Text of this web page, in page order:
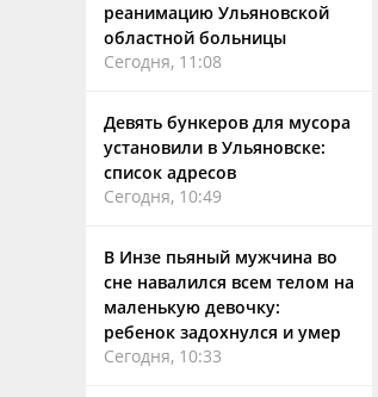
реанимацию Ульяновской
областной больницы
Сегодня, 11:08
Девять бункеров для мусора
установили в Ульяновске:
список адресов
Сегодня, 10:49
В Инзе пьяный мужчина во
сне навалился всем телом на
маленькую девочку:
ребенок задохнулся и умер
Сегодня, 10:33